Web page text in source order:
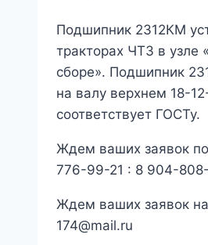
Подшипник 2312КМ
тракторах ЧТЗ в узле
сборе». Подшипник
на валу верхнем 18-
соответствует ГОСТу.
Ждем ваших заявок
776-99-21 : 8 904-
Ждем ваших заявок
174@mail.ru